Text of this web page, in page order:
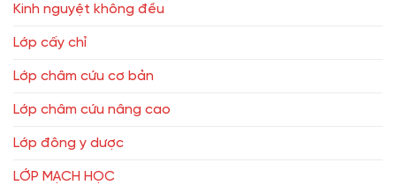
Kinh nguyệt không đều
Lớp cấy chỉ
Lớp châm cứu cơ bản
Lớp châm cứu nâng cao
Lớp đông y dược
LỚP MẠCH HỌC